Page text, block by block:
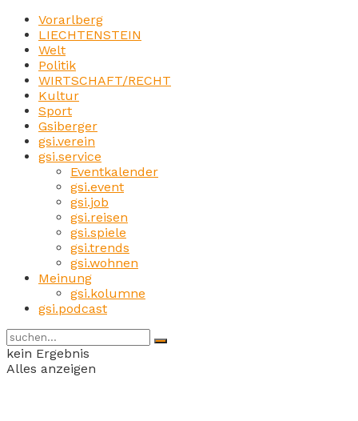
Vorarlberg
LIECHTENSTEIN
Welt
Politik
WIRTSCHAFT/RECHT
Kultur
Sport
Gsiberger
gsi.verein
gsi.service
Eventkalender
gsi.event
gsi.job
gsi.reisen
gsi.spiele
gsi.trends
gsi.wohnen
Meinung
gsi.kolumne
gsi.podcast
kein Ergebnis
Alles anzeigen